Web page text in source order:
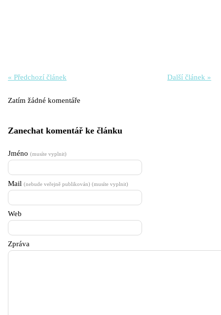
« Předchozí článek Další článek »
Zatím žádné komentáře
Zanechat komentář ke článku
Jméno (musíte vyplnit)
Mail (nebude veřejně publikován) (musíte vyplnit)
Web
Zpráva